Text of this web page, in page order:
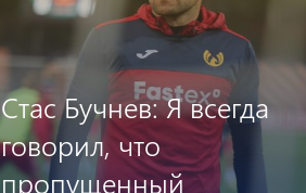
Стас Бучнев: Я всегда
говорил, что
пропущенный